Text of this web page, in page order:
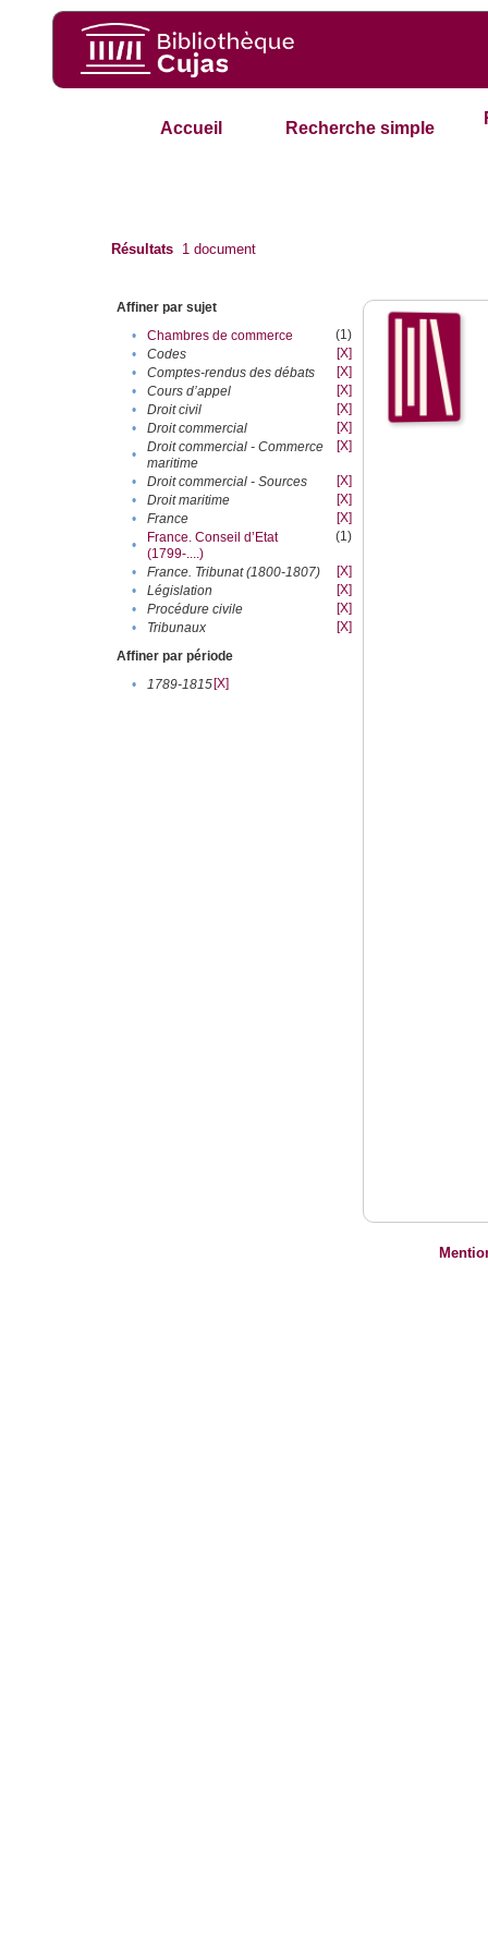
Accueil Recherche simple
Résultats 1 document
Affiner par sujet
•
Chambres de commerce
(1)
•
Codes
[X]
•
Comptes-rendus des débats
[X]
•
Cours d’appel
[X]
•
Droit civil
[X]
•
Droit commercial
[X]
•
Droit commercial - Commerce
maritime
[X]
• Droit commercial - Sources
[X]
•
Droit maritime
[X]
•
France
[X]
•
France. Conseil d’Etat
(1799-....)
(1)
• France. Tribunat (1800-1807)
[X]
•
Législation
[X]
•
Procédure civile
[X]
•
Tribunaux
[X]
Affiner par période
•
1789-1815[X]